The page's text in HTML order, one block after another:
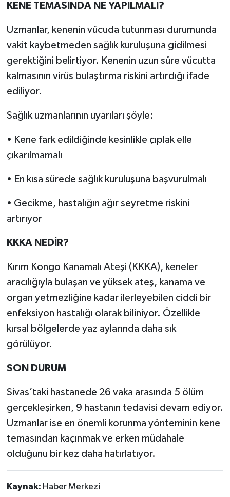
KENE TEMASINDA NE YAPILMALI?
Uzmanlar, kenenin vücuda tutunması durumunda
vakit kaybetmeden sağlık kuruluşuna gidilmesi
gerektiğini belirtiyor. Kenenin uzun süre vücutta
kalmasının virüs bulaştırma riskini artırdığı ifade
ediliyor.
Sağlık uzmanlarının uyarıları şöyle:
• Kene fark edildiğinde kesinlikle çıplak elle
çıkarılmamalı
• En kısa sürede sağlık kuruluşuna başvurulmalı
• Gecikme, hastalığın ağır seyretme riskini
artırıyor
KKKA NEDİR?
Kırım Kongo Kanamalı Ateşi (KKKA), keneler
aracılığıyla bulaşan ve yüksek ateş, kanama ve
organ yetmezliğine kadar ilerleyebilen ciddi bir
enfeksiyon hastalığı olarak biliniyor. Özellikle
kırsal bölgelerde yaz aylarında daha sık
görülüyor.
SON DURUM
Sivas’taki hastanede 26 vaka arasında 5 ölüm
gerçekleşirken, 9 hastanın tedavisi devam ediyor.
Uzmanlar ise en önemli korunma yönteminin kene
temasından kaçınmak ve erken müdahale
olduğunu bir kez daha hatırlatıyor.
Kaynak: Haber Merkezi